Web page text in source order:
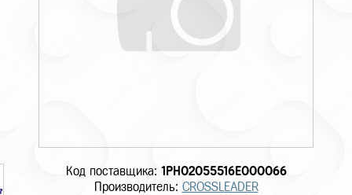
Код поставщика: 1PH02055516E000066
Производитель: CROSSLEADER